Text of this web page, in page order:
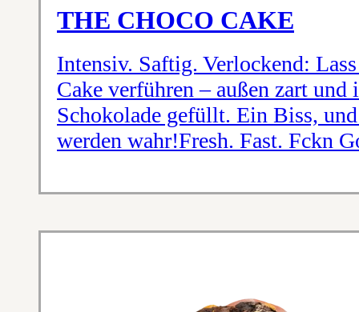
THE CHOCO CAKE
Intensiv. Saftig. Verlockend:
Cake verführen – außen zart
Schokolade gefüllt. Ein Biss,
werden wahr!Fresh. Fast. Fckn